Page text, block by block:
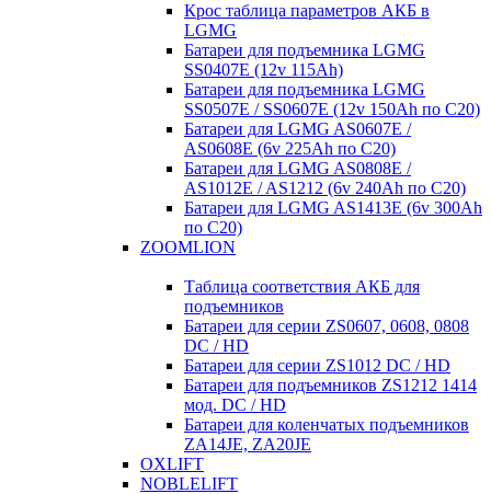
Крос таблица параметров АКБ в
LGMG
Батареи для подъемника LGMG
SS0407E (12v 115Ah)
Батареи для подъемника LGMG
SS0507E / SS0607E (12v 150Ah по С20)
Батареи для LGMG AS0607E /
AS0608E (6v 225Ah по С20)
Батареи для LGMG AS0808E /
AS1012E / AS1212 (6v 240Ah по С20)
Батареи для LGMG AS1413E (6v 300Ah
по С20)
ZOOMLION
Таблица соответствия АКБ для
подъемников
Батареи для серии ZS0607, 0608, 0808
DC / HD
Батареи для серии ZS1012 DC / HD
Батареи для подъемников ZS1212 1414
мод. DC / HD
Батареи для коленчатых подъемников
ZA14JE, ZA20JE
OXLIFT
NOBLELIFT